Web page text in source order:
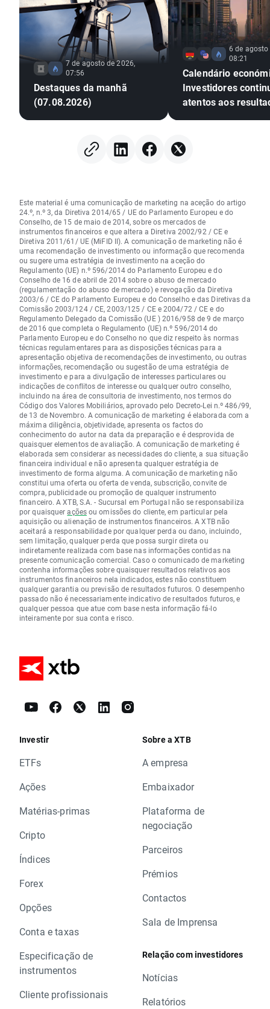
7 de agosto de 2026,
07:56
Destaques da manhã
(07.08.2026)
6 de agosto
08:21
Calendário
Investidores
atentos aos
Este material é uma comunicação de marketing na aceção do artigo
24.º, n.º 3, da Diretiva 2014/65 / UE do Parlamento Europeu e do
Conselho, de 15 de maio de 2014, sobre os mercados de
instrumentos financeiros e que altera a Diretiva 2002/92 / CE e
Diretiva 2011/61/ UE (MiFID II). A comunicação de marketing não é
uma recomendação de investimento ou informação que recomenda
ou sugere uma estratégia de investimento na aceção do
Regulamento (UE) n.º 596/2014 do Parlamento Europeu e do
Conselho de 16 de abril de 2014 sobre o abuso de mercado
(regulamentação do abuso de mercado) e revogação da Diretiva
2003/6 / CE do Parlamento Europeu e do Conselho e das Diretivas da
Comissão 2003/124 / CE, 2003/125 / CE e 2004/72 / CE e do
Regulamento Delegado da Comissão (UE ) 2016/958 de 9 de março
de 2016 que completa o Regulamento (UE) n.º 596/2014 do
Parlamento Europeu e do Conselho no que diz respeito às normas
técnicas regulamentares para as disposições técnicas para a
apresentação objetiva de recomendações de investimento, ou outras
informações, recomendação ou sugestão de uma estratégia de
investimento e para a divulgação de interesses particulares ou
indicações de conflitos de interesse ou qualquer outro conselho,
incluindo na área de consultoria de investimento, nos termos do
Código dos Valores Mobiliários, aprovado pelo Decreto-Lei n.º 486/99,
de 13 de Novembro. A comunicação de marketing é elaborada com a
máxima diligência, objetividade, apresenta os factos do
conhecimento do autor na data da preparação e é desprovida de
quaisquer elementos de avaliação. A comunicação de marketing é
elaborada sem considerar as necessidades do cliente, a sua situação
financeira individual e não apresenta qualquer estratégia de
investimento de forma alguma. A comunicação de marketing não
constitui uma oferta ou oferta de venda, subscrição, convite de
compra, publicidade ou promoção de qualquer instrumento
financeiro. A XTB, S.A. - Sucursal em Portugal não se responsabiliza
por quaisqueraçõesou omissões do cliente, em particular pela
aquisição ou alienação de instrumentos financeiros. A XTB não
aceitará a responsabilidade por qualquer perda ou dano, incluindo,
sem limitação, qualquer perda que possa surgir direta ou
indiretamente realizada com base nas informações contidas na
presente comunicação comercial. Caso o comunicado de marketing
contenha informações sobre quaisquer resultados relativos aos
instrumentos financeiros nela indicados, estes não constituem
qualquer garantia ou previsão de resultados futuros. O desempenho
passado não é necessariamente indicativo de resultados futuros, e
qualquer pessoa que atue com base nesta informação fá-lo
inteiramente por sua conta e risco.
Investir
ETFs
Ações
Matérias-primas
Cripto
Índices
Forex
Opções
Conta e taxas
Especificação de
instrumentos
Cliente profissionais
Sobre a XTB
A empresa
Embaixador
Plataforma de
negociação
Parceiros
Prémios
Contactos
Sala de Imprensa
Relação com investidores
Notícias
Relatórios